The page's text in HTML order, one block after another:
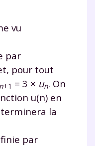
vu
par
pour tout
+1 = 3 × un. On
u(n) en
la
par